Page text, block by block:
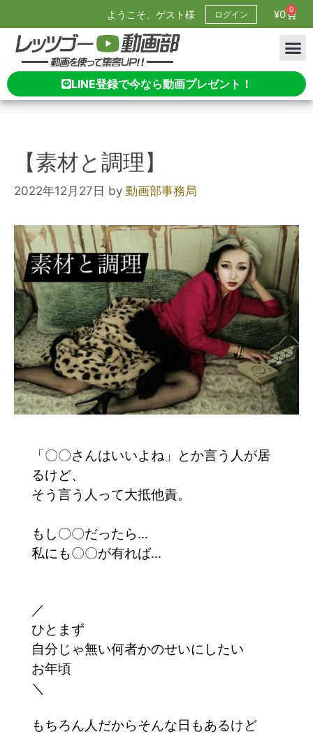
ようこそ、ゲスト様 ログイン ¥0 0
LINE登録で今なら動画プレゼント！
【素材と調理】
2022年12月27日 by 動画部事務局
「〇〇さんはいいよね」とか言う人が居
るけど、
そう言う人って大抵他責。
もし〇〇だったら…
私にも〇〇が有れば…
／
ひとまず
自分じゃ無い何者かのせいにしたい
お年頃
＼
もちろん人だからそんな日もあるけど